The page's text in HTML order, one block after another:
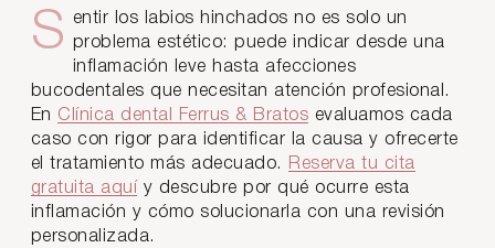
Sentir los labios hinchados no es solo un problema estético: puede indicar desde una
inflamación leve hasta afecciones
bucodentales que necesitan atención profesional.
En Clínica dental Ferrus & Bratos evaluamos cada
caso con rigor para identificar la causa y ofrecerte
el tratamiento más adecuado.
Reserva tu cita
gratuita aquí y descubre por qué ocurre esta
inflamación y cómo solucionarla con una revisión
personalizada.